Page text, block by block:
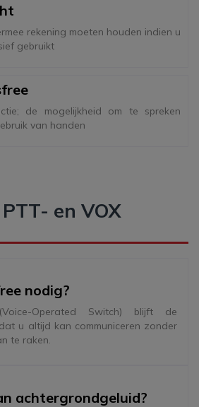
rekening moeten houden indien u
gebruikt
de mogelijkheid om te spreken
van handen
en VOX
nodig?
Operated Switch) blijft de
u altijd kan communiceren zonder
te raken.
achtergrondgeluid?